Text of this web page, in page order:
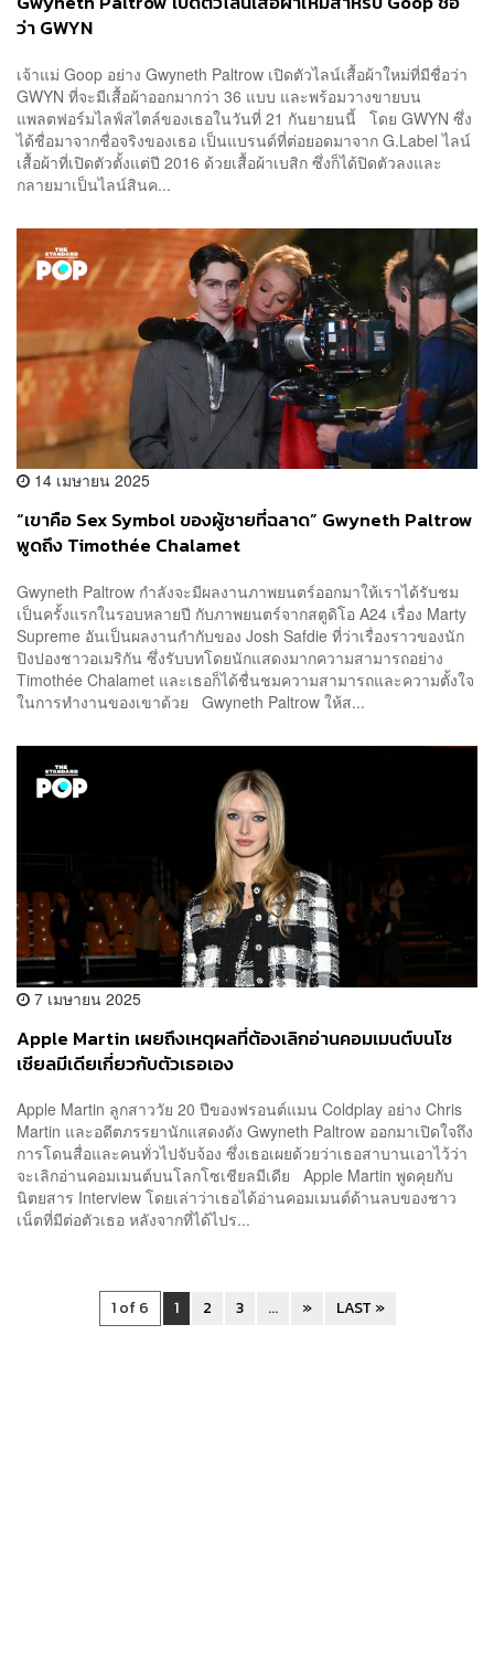
ว่า GWYN
เจ้าแม่ Goop อย่าง Gwyneth Paltrow เปิดตัวไลน์เสื้อผ้าใหม่ที่มีชื่อว่า
GWYN ที่จะมีเสื้อผ้าออกมากว่า 36 แบบ และพร้อมวางขายบน
แพลตฟอร์มไลฟ์สไตล์ของเธอในวันที่ 21 กันยายนนี้ โดย GWYN ซึ่ง
ได้ชื่อมาจากชื่อจริงของเธอ เป็นแบรนด์ที่ต่อยอดมาจาก G.Label ไลน์
เสื้อผ้าที่เปิดตัวตั้งแต่ปี 2016 ด้วยเสื้อผ้าเบสิก ซึ่งก็ได้ปิดตัวลงและ
กลายมาเป็นไลน์สินค...
14 เมษายน 2025
“เขาคือ Sex Symbol ของผู้ชายที่ฉลาด” Gwyneth Paltrow
พูดถึง Timothée Chalamet
Gwyneth Paltrow กำลังจะมีผลงานภาพยนตร์ออกมาให้เราได้รับชม
เป็นครั้งแรกในรอบหลายปี กับภาพยนตร์จากสตูดิโอ A24 เรื่อง Marty
Supreme อันเป็นผลงานกำกับของ Josh Safdie ที่ว่าเรื่องราวของนัก
ปิงปองชาวอเมริกัน ซึ่งรับบทโดยนักแสดงมากความสามารถอย่าง
Timothée Chalamet และเธอก็ได้ชื่นชมความสามารถและความตั้งใจ
ในการทำงานของเขาด้วย Gwyneth Paltrow ให้ส...
7 เมษายน 2025
Apple Martin เผยถึงเหตุผลที่ต้องเลิกอ่านคอมเมนต์บนโซ
เชียลมีเดียเกี่ยวกับตัวเธอเอง
Apple Martin ลูกสาววัย 20 ปีของฟรอนต์แมน Coldplay อย่าง Chris
Martin และอดีตภรรยานักแสดงดัง Gwyneth Paltrow ออกมาเปิดใจถึง
การโดนสื่อและคนทั่วไปจับจ้อง ซึ่งเธอเผยด้วยว่าเธอสาบานเอาไว้ว่า
จะเลิกอ่านคอมเมนต์บนโลกโซเชียลมีเดีย Apple Martin พูดคุยกับ
นิตยสาร Interview โดยเล่าว่าเธอได้อ่านคอมเมนต์ด้านลบของชาว
เน็ตที่มีต่อตัวเธอ หลังจากที่ได้ไปร...
1 of 6 1 2 3 ... » LAST »